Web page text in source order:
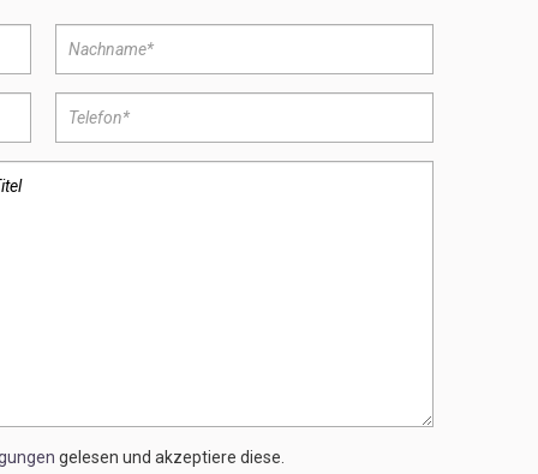
gelesen und akzeptiere diese.